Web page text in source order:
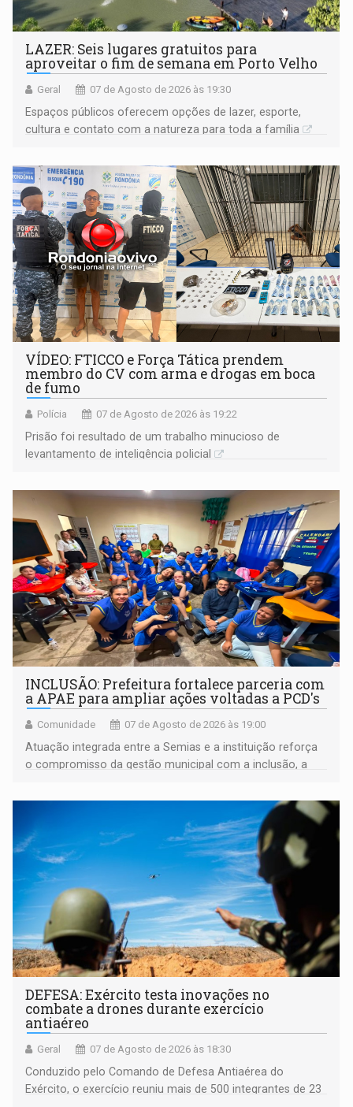
LAZER: Seis lugares gratuitos para
aproveitar o fim de semana em Porto Velho
Geral 07 de Agosto de 2026 às 19:30
Espaços públicos oferecem opções de lazer, esporte,
cultura e contato com a natureza para toda a família
VÍDEO: FTICCO e Força Tática prendem
membro do CV com arma e drogas em boca
de fumo
Polícia 07 de Agosto de 2026 às 19:22
Prisão foi resultado de um trabalho minucioso de
levantamento de inteligência policial
INCLUSÃO: Prefeitura fortalece parceria com
a APAE para ampliar ações voltadas a PCD's
Comunidade 07 de Agosto de 2026 às 19:00
Atuação integrada entre a Semias e a instituição reforça
o compromisso da gestão municipal com a inclusão, a
DEFESA: Exército testa inovações no
combate a drones durante exercício
antiaéreo
Geral 07 de Agosto de 2026 às 18:30
Conduzido pelo Comando de Defesa Antiaérea do
Exército, o exercício reuniu mais de 500 integrantes de 23